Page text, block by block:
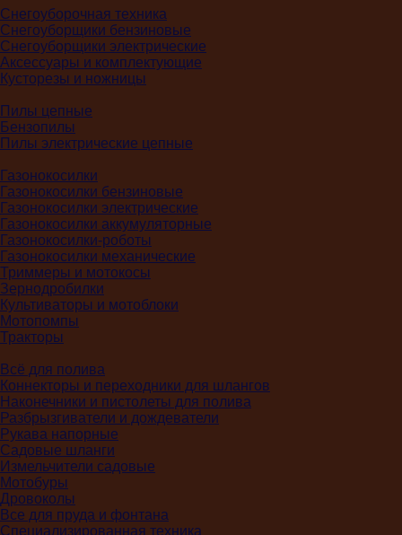
Снегоуборочная техника
Снегоуборщики бензиновые
Снегоуборщики электрические
Аксессуары и комплектующие
Кусторезы и ножницы
Пилы цепные
Бензопилы
Пилы электрические цепные
Газонокосилки
Газонокосилки бензиновые
Газонокосилки электрические
Газонокосилки аккумуляторные
Газонокосилки-роботы
Газонокосилки механические
Триммеры и мотокосы
Зернодробилки
Культиваторы и мотоблоки
Мотопомпы
Тракторы
Всё для полива
Коннекторы и переходники для шлангов
Наконечники и пистолеты для полива
Разбрызгиватели и дождеватели
Рукава напорные
Садовые шланги
Измельчители садовые
Мотобуры
Дровоколы
Все для пруда и фонтана
Специализированная техника